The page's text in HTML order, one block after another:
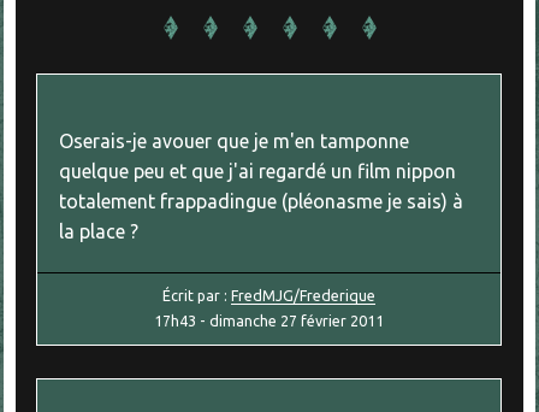
Oserais-je avouer que je m'en tamponne
quelque peu et que j'ai regardé un film nippon
totalement frappadingue (pléonasme je sais) à
la place ?
Écrit par :FredMJG/Frederique
17h43 -dimanche 27 février 2011